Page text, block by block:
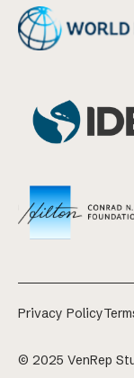
Privacy Policy
© 2025 VenRep